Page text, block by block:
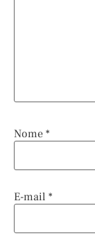
Nome *
E-mail *